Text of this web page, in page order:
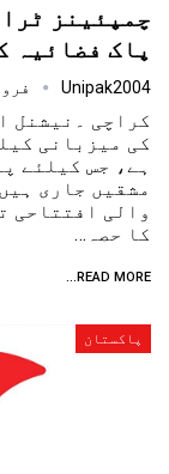
چمپئینز
پاک فضائیہ
Unipak2004 فروری
کراچی ۔نیشنل
کی میزبانی
ہے، جس کیلئے
والی افتتاحی
کا حصہ…
READ MORE...
پاکستان